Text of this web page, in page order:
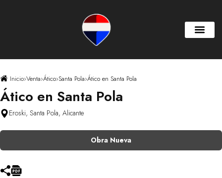
Inicio›Venta›Ático›Santa Pola›Ático en Santa Pola
Ático en Santa Pola
Eroski, Santa Pola, Alicante
Obra Nueva